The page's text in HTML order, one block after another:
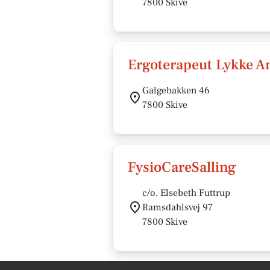
7800 Skive
Ergoterapeut Lykke
Galgebakken 46
7800 Skive
FysioCareSalling
c/o. Elsebeth Futtrup
Ramsdahlsvej 97
7800 Skive